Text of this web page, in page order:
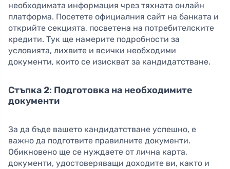
необходимата информация чрез тяхната онлайн
платформа. Посетете официалния сайт на банката и
открийте секцията, посветена на потребителските
кредити. Тук ще намерите подробности за
условията, лихвите и всички необходими
документи, които се изискват за кандидатстване.
Стъпка 2: Подготовка на необходимите
документи
За да бъде вашето кандидатстване успешно, е
важно да подготвите правилните документи.
Обикновено ще се нуждаете от лична карта,
документи, удостоверяващи доходите ви, както и